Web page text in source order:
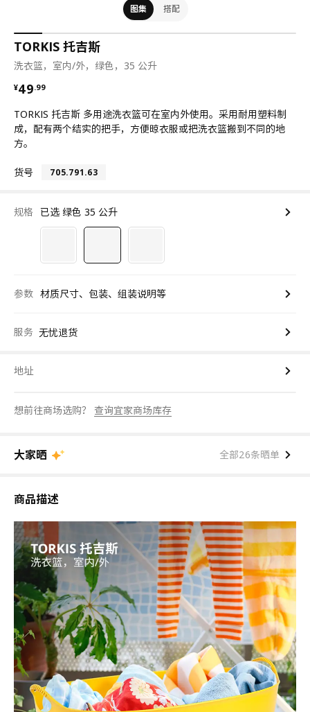
图集 搭配
TORKIS 托吉斯
洗衣篮，室内/外，绿色，35 公升
¥49.99
¥ 49.99
TORKIS 托吉斯 多用途洗衣篮可在室内外使用。采用耐用塑料制
成，配有两个结实的把手，方便晾衣服或把洗衣篮搬到不同的地
方。
货号 705.791.63
规格 已选 绿色 35 公升
参数 材质尺寸、包装、组装说明等
服务 无忧退货
地址
想前往商场选购？ 查询宜家商场库存
大家晒 全部26条晒单
商品描述